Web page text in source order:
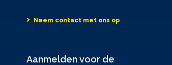
Neem contact met ons op
Aanmelden voor de